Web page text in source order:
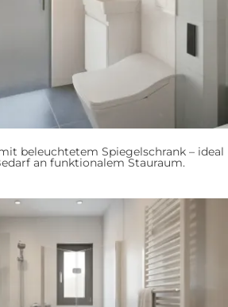
beleuchtetem Spiegelschrank – ideal
an funktionalem Stauraum.